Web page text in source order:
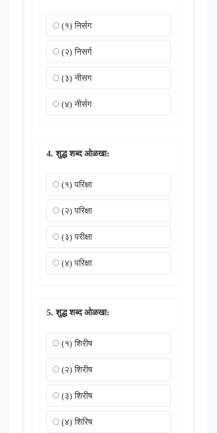
(१) निर्सग
(२) निसर्ग
(३) नीसग
(४) नीर्सग
शुद्ध शब्द ओळखा:
(१) परिक्षा
(२) परिक्षा
(३) परीक्षा
(४) परिक्षा
शुद्ध शब्द ओळखा:
(१) शिरीष
(२) शिरीष
(३) शिरीष
(४) शिरिष